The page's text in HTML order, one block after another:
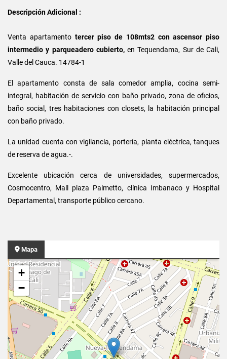
Descripción Adicional :
Venta apartamento tercer piso de 108mts2 con ascensor piso
intermedio y parqueadero cubierto,en Tequendama, Sur de Cali,
Valle del Cauca. 14784-1
El apartamento consta de sala comedor amplia, cocina semi-
integral, habitación de servicio con baño privado, zona de oficios,
baño social, tres habitaciones con closets, la habitación principal
con baño privado.
La unidad cuenta con vigilancia, portería, planta eléctrica, tanques
de reserva de agua.-.
Excelente ubicación cerca de universidades, supermercados,
Cosmocentro, Mall plaza Palmetto, clínica Imbanaco y Hospital
Departamental, transporte público cercano.
Mapa
+
−